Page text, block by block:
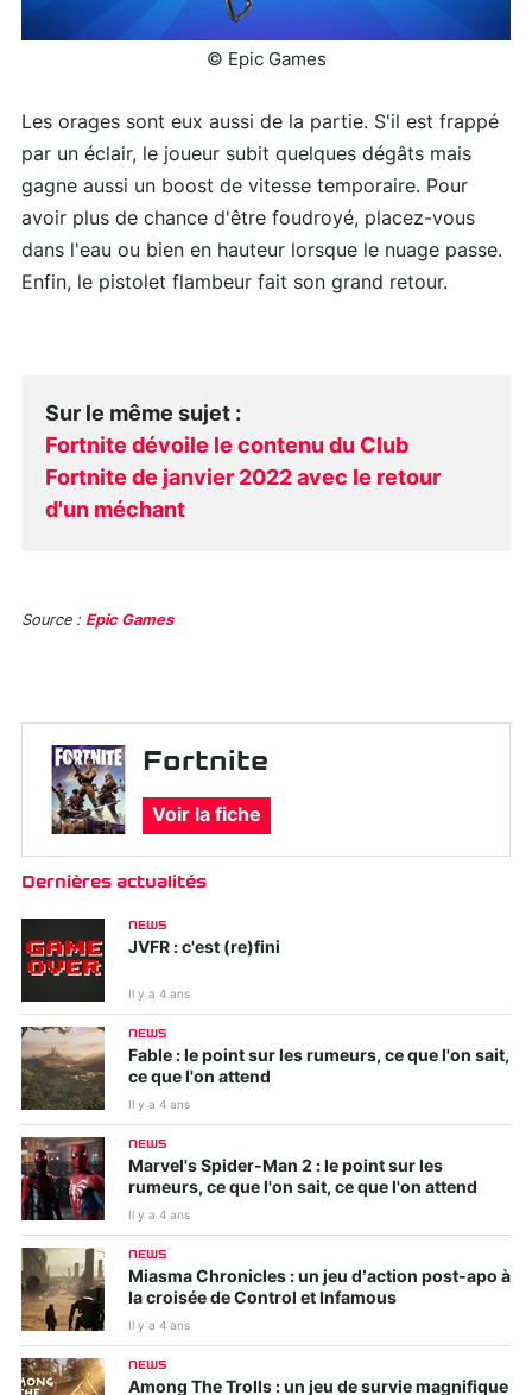
© Epic Games
Les orages sont eux aussi de la partie. S'il est frappé
par un éclair, le joueur subit quelques dégâts mais
gagne aussi un boost de vitesse temporaire. Pour
avoir plus de chance d'être foudroyé, placez-vous
dans l'eau ou bien en hauteur lorsque le nuage passe.
Enfin, le pistolet flambeur fait son grand retour.
Sur le même sujet :
Fortnite dévoile le contenu du Club
Fortnite de janvier 2022 avec le retour
d'un méchant
Source : Epic Games
Fortnite
Voir la fiche
Dernières actualités
NEWS
JVFR : c'est (re)fini
Il y a 4 ans
NEWS
Fable : le point sur les rumeurs, ce que l'on sait,
ce que l'on attend
Il y a 4 ans
NEWS
Marvel's Spider-Man 2 : le point sur les
rumeurs, ce que l'on sait, ce que l'on attend
Il y a 4 ans
NEWS
Miasma Chronicles : un jeu d’action post-apo à
la croisée de Control et Infamous
Il y a 4 ans
NEWS
Among The Trolls : un jeu de survie magnifique